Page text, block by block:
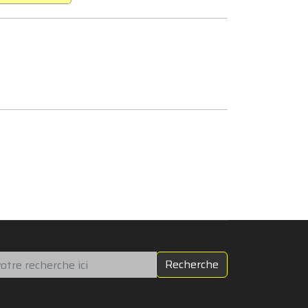
Recherche